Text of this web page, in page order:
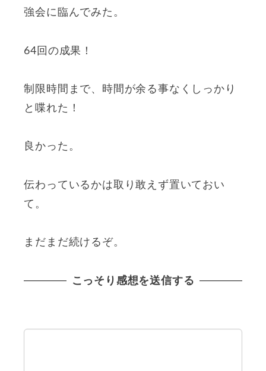
強会に臨んでみた。
64回の成果！
制限時間まで、時間が余る事なくしっかり
と喋れた！
良かった。
伝わっているかは取り敢えず置いておい
て。
まだまだ続けるぞ。
こっそり感想を送信する